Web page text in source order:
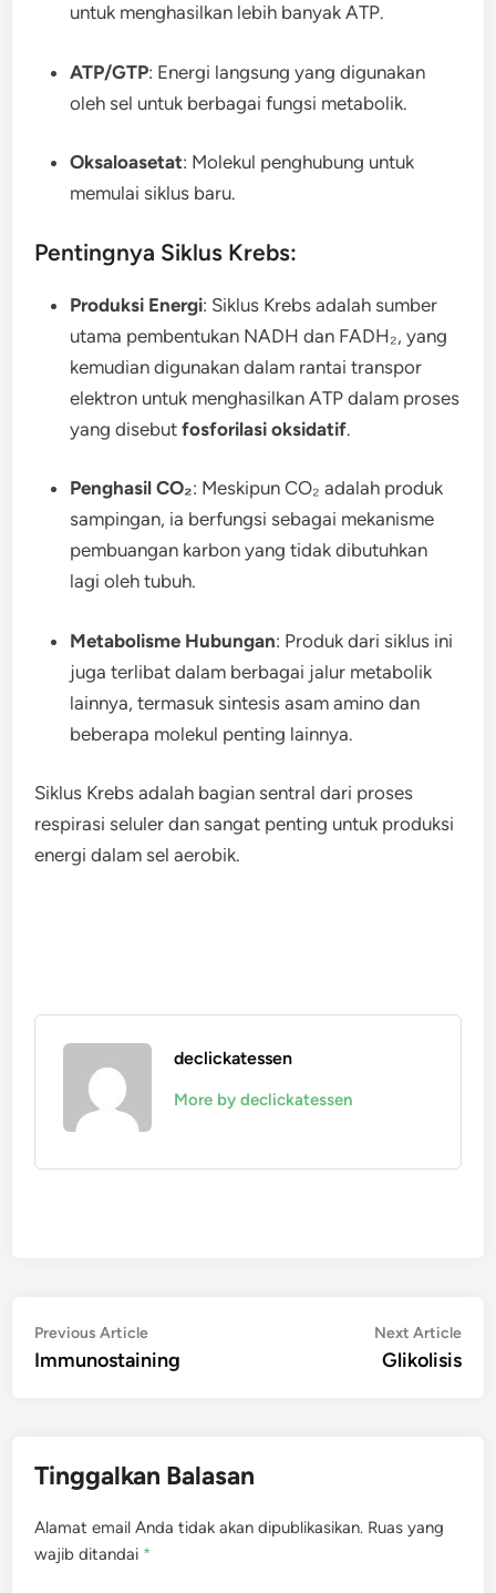
untuk menghasilkan lebih banyak ATP.
ATP/GTP: Energi langsung yang digunakan
oleh sel untuk berbagai fungsi metabolik.
Oksaloasetat: Molekul penghubung untuk
memulai siklus baru.
Pentingnya Siklus Krebs:
Produksi Energi: Siklus Krebs adalah sumber
utama pembentukan NADH dan FADH₂, yang
kemudian digunakan dalam rantai transpor
elektron untuk menghasilkan ATP dalam proses
yang disebutfosforilasi oksidatif.
Penghasil CO₂: Meskipun CO₂ adalah produk
sampingan, ia berfungsi sebagai mekanisme
pembuangan karbon yang tidak dibutuhkan
lagi oleh tubuh.
Metabolisme Hubungan: Produk dari siklus ini
juga terlibat dalam berbagai jalur metabolik
lainnya, termasuk sintesis asam amino dan
beberapa molekul penting lainnya.
Siklus Krebs adalah bagian sentral dari proses
respirasi seluler dan sangat penting untuk produksi
energi dalam sel aerobik.
declickatessen
More by declickatessen
Navigasi
pos
Previous ArticlePrevious
article:
Immunostaining
Next Article
Glikolisis
Tinggalkan Balasan
Alamat email Anda tidak akan dipublikasikan. Ruas yang
wajib ditandai *